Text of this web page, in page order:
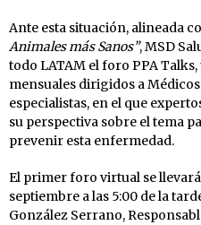
Ante esta situación, alineada
Animales más Sanos”, MSD
todo LATAM el foro PPA
mensuales dirigidos a
especialistas, en el que
su perspectiva sobre el tema
prevenir esta enfermedad.
El primer foro virtual se
septiembre a las 5:00 de la
González Serrano,